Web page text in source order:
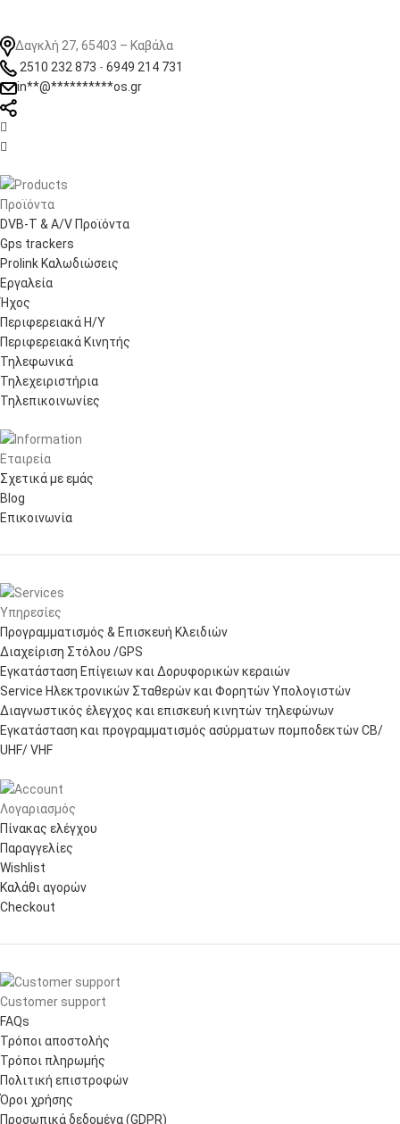
Δαγκλή 27, 65403 – Καβάλα
2510 232 873 - 6949 214 731
in**@**********os.gr


Προϊόντα
DVB-T & A/V Προϊόντα
Gps trackers
Prolink Καλωδιώσεις
Εργαλεία
Ήχος
Περιφερειακά Η/Υ
Περιφερειακά Κινητής
Τηλεφωνικά
Τηλεχειριστήρια
Τηλεπικοινωνίες
Εταιρεία
Σχετικά με εμάς
Blog
Επικοινωνία
Υπηρεσίες
Προγραμματισμός & Επισκευή Κλειδιών
Διαχείριση Στόλου /GPS
Εγκατάσταση Επίγειων και Δορυφορικών κεραιών
Service Ηλεκτρονικών Σταθερών και Φορητών Υπολογιστών
Διαγνωστικός έλεγχος και επισκευή κινητών τηλεφώνων
Εγκατάσταση και προγραμματισμός ασύρματων πομποδεκτών CB/
UHF/ VHF
Λογαριασμός
Πίνακας ελέγχου
Παραγγελίες
Wishlist
Καλάθι αγορών
Checkout
Customer support
FAQs
Τρόποι αποστολής
Τρόποι πληρωμής
Πολιτική επιστροφών
Όροι χρήσης
Προσωπικά δεδομένα (GDPR)